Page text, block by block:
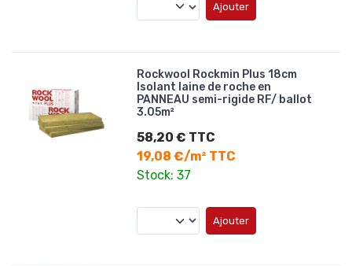
Ajouter
Rockwool Rockmin Plus 18cm
Isolant laine de roche en
PANNEAU semi-rigide RF/ ballot
3.05m²
58,20 € TTC
19,08 €/m² TTC
Stock: 37
Ajouter